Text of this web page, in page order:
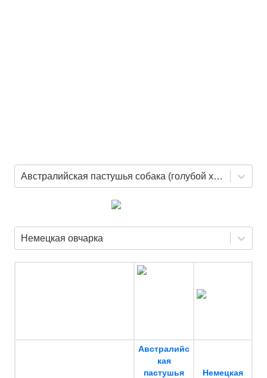
Австралийская пастушья собака (голубой хилер)
Немецкая овчарка
Австралийс
кая
пастушья
Немецкая